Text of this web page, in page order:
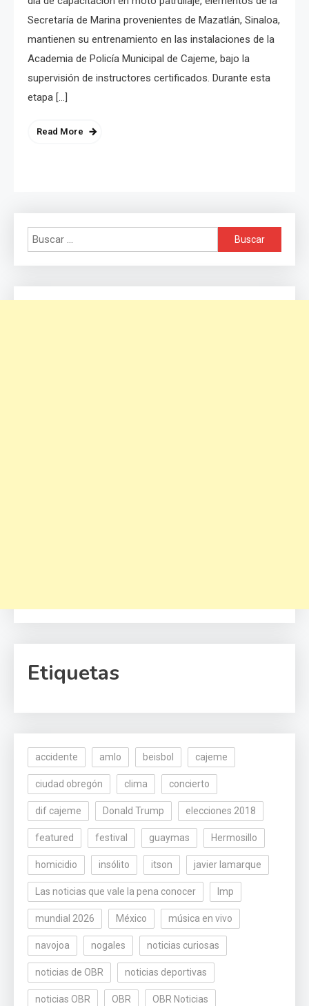
Secretaría de Marina provenientes de Mazatlán, Sinaloa,
mantienen su entrenamiento en las instalaciones de la
Academia de Policía Municipal de Cajeme, bajo la
supervisión de instructores certificados. Durante esta
etapa […]
Read More
Buscar:
Etiquetas
accidente amlo beisbol cajeme
ciudad obregón clima concierto
dif cajeme Donald Trump elecciones 2018
featured festival guaymas Hermosillo
homicidio insólito itson javier lamarque
Las noticias que vale la pena conocer lmp
mundial 2026 México música en vivo
navojoa nogales noticias curiosas
noticias de OBR noticias deportivas
noticias OBR OBR OBR Noticias